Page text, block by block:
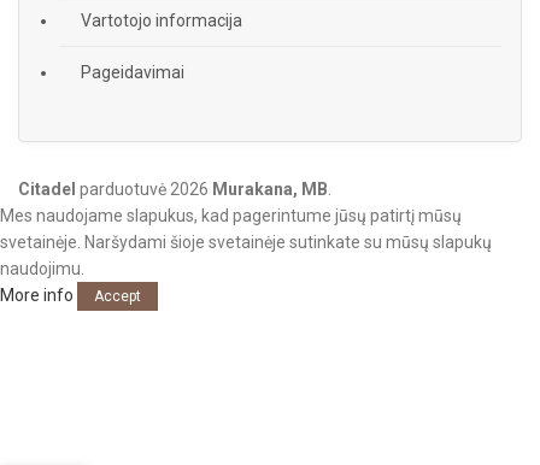
Vartotojo informacija
Pageidavimai
Citadel parduotuvė 2026 Murakana, MB
Mes naudojame slapukus, kad pagerintume jūsų patirtį mūsų
svetainėje. Naršydami šioje svetainėje sutinkate su mūsų slapukų
naudojimu.
More info
Accept